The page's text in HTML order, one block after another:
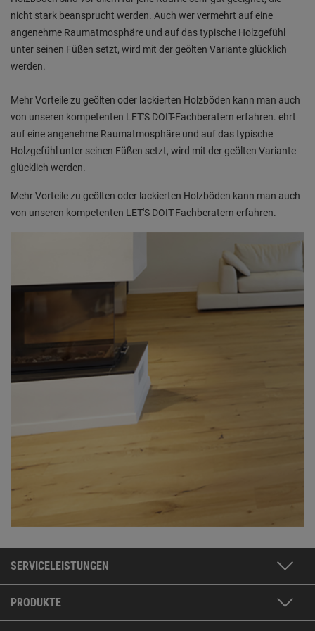
nicht stark beansprucht werden. Auch wer vermehrt auf eine
angenehme Raumatmosphäre und auf das typische Holzgefühl
unter seinen Füßen setzt, wird mit der geölten Variante glücklich
werden.
Mehr Vorteile zu geölten oder lackierten Holzböden kann man auch
von unseren kompetenten LET'S DOIT-Fachberatern erfahren. ehrt
auf eine angenehme Raumatmosphäre und auf das typische
Holzgefühl unter seinen Füßen setzt, wird mit der geölten Variante
glücklich werden.
Mehr Vorteile zu geölten oder lackierten Holzböden kann man auch
von unseren kompetenten LET'S DOIT-Fachberatern erfahren.
SERVICELEISTUNGEN
PRODUKTE